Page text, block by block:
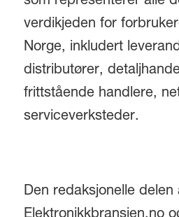
verdikjeden for
Norge, inkludert
distributører,
frittstående handlere,
serviceverksteder.
Den redaksjonelle delen